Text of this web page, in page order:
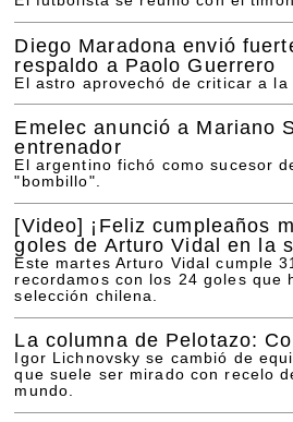
Diego Maradona envió
respaldo a Paolo Guerrero
El astro aprovechó de criticar a la
Emelec anunció a Mariano
entrenador
El argentino fichó como sucesor
"bombillo".
[Video] ¡Feliz cumpleaños
goles de Arturo Vidal en la
Este martes Arturo Vidal cumple
recordamos con los 24 goles que
selección chilena.
La columna de Pelotazo:
Igor Lichnovsky se cambió de
que suele ser mirado con recelo
mundo.